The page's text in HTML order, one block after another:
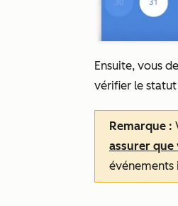
Ensuite, vous
vérifier le
Remarque :
assurer que
événements